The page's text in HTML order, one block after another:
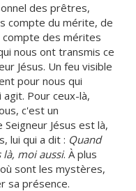
des prêtres,
compte du mérite, de
des mérites
nous ont transmis ce
Jésus. Un feu visible
pour nous qui
Pour ceux-là,
c'est un
Jésus est là,
lui qui a dit : Quand
moi aussi. À plus
sont les mystères,
sa présence.